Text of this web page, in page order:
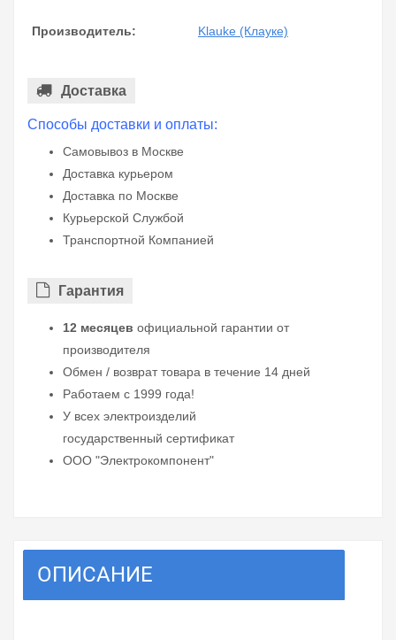
Производитель: Klauke (Клауке)
Доставка
Способы доставки и оплаты:
Самовывоз в Москве
Доставка курьером
Доставка по Москве
Курьерской Службой
Транспортной Компанией
Гарантия
12 месяцев официальной гарантии от
производителя
Обмен / возврат товара в течение 14 дней
Работаем с 1999 года!
У всех электроизделий
государственный сертификат
ООО "Электрокомпонент"
ОПИСАНИЕ